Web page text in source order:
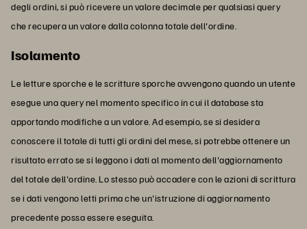
degli ordini, si può ricevere un valore decimale per qualsiasi query
che recupera un valore dalla colonna totale dell'ordine.
Isolamento
Le letture sporche e le scritture sporche avvengono quando un utente
esegue una query nel momento specifico in cui il database sta
apportando modifiche a un valore. Ad esempio, se si desidera
conoscere il totale di tutti gli ordini del mese, si potrebbe ottenere un
risultato errato se si leggono i dati al momento dell'aggiornamento
del totale dell'ordine. Lo stesso può accadere con le azioni di scrittura
se i dati vengono letti prima che un'istruzione di aggiornamento
precedente possa essere eseguita.